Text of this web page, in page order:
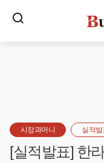
시장과머니 실적발
[실적발표] 한